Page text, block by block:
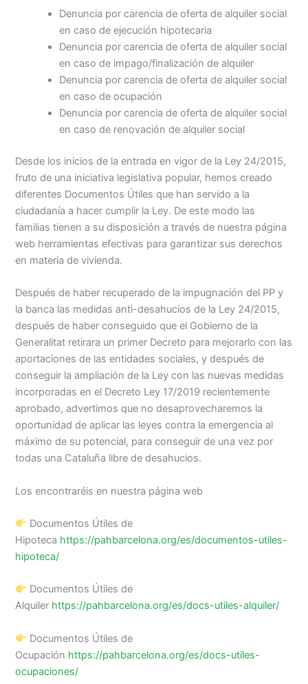
Denuncia por carencia de oferta de alquiler social
en caso de ejecución hipotecaria
Denuncia por carencia de oferta de alquiler social
en caso de impago/finalización de alquiler
Denuncia por carencia de oferta de alquiler social
en caso de ocupación
Denuncia por carencia de oferta de alquiler social
en caso de renovación de alquiler social
Desde los inicios de la entrada en vigor de la Ley 24/2015,
fruto de una iniciativa legislativa popular, hemos creado
diferentes Documentos Útiles que han servido a la
ciudadanía a hacer cumplir la Ley. De este modo las
familias tienen a su disposición a través de nuestra página
web herramientas efectivas para garantizar sus derechos
en materia de vivienda.
Después de haber recuperado de la impugnación del PP y
la banca las medidas anti-desahucios de la Ley 24/2015,
después de haber conseguido que el Gobierno de la
Generalitat retirara un primer Decreto para mejorarlo con las
aportaciones de las entidades sociales, y después de
conseguir la ampliación de la Ley con las nuevas medidas
incorporadas en el Decreto Ley 17/2019 recientemente
aprobado, advertimos que no desaprovecharemos la
oportunidad de aplicar las leyes contra la emergencia al
máximo de su potencial, para conseguir de una vez por
todas una Cataluña libre de desahucios.
Los encontraréis en nuestra página web
Documentos Útiles de
Hipoteca https://pahbarcelona.org/es/documentos-utiles-
hipoteca/
Documentos Útiles de
Alquiler https://pahbarcelona.org/es/docs-utiles-alquiler/
Documentos Útiles de
Ocupación https://pahbarcelona.org/es/docs-utiles-
ocupaciones/